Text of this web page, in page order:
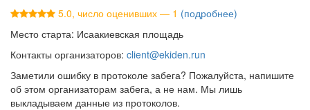
5.0, число оценивших — 1 (подробнее)
Место старта: Исаакиевская площадь
Контакты организаторов: client@ekiden.run
Заметили ошибку в протоколе забега? Пожалуйста, напишите
об этом организаторам забега, а не нам. Мы лишь
выкладываем данные из протоколов.